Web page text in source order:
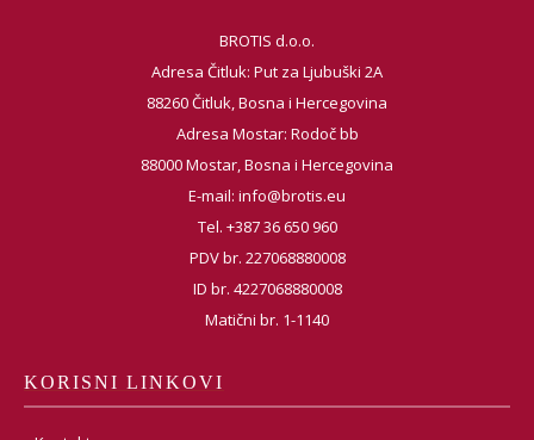
BROTIS d.o.o.
Adresa Čitluk: Put za Ljubuški 2A
88260 Čitluk, Bosna i Hercegovina
Adresa Mostar: Rodoč bb
88000 Mostar, Bosna i Hercegovina
E-mail: info@brotis.eu
Tel. +387 36 650 960
PDV br. 227068880008
ID br. 4227068880008
Matični br. 1-1140
KORISNI LINKOVI